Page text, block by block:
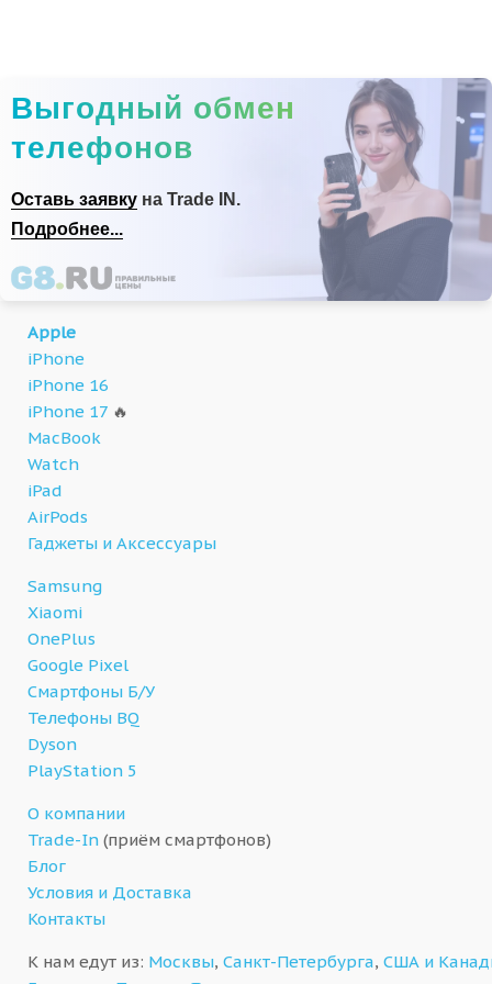
Выгодный обмен
телефонов
Оставь заявку на Trade IN.
Подробнее...
Apple
iPhone
iPhone 16
iPhone 17 🔥
MacBook
Watch
iPad
AirPods
Гаджеты и Аксессуары
Samsung
Xiaomi
OnePlus
Google Pixel
Смартфоны Б/У
Телефоны BQ
Dyson
PlayStation 5
О компании
Trade-In (приём смартфонов)
Блог
Условия и Доставка
Контакты
К нам едут из: Москвы, Санкт-Петербурга, США и